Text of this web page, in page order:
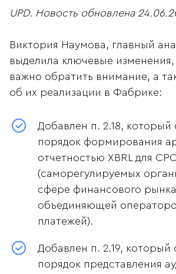
UPD. Новость обновлена
Виктория Наумова, главный
выделила ключевые
важно обратить внимание, а
об их реализации в Фабрике:
Добавлен п. 2.18, который
порядок формирования
отчетностью XBRL для
(саморегулируемых
сфере финансового
объединяющей
платежей).
Добавлен п. 2.19, который
порядок представления